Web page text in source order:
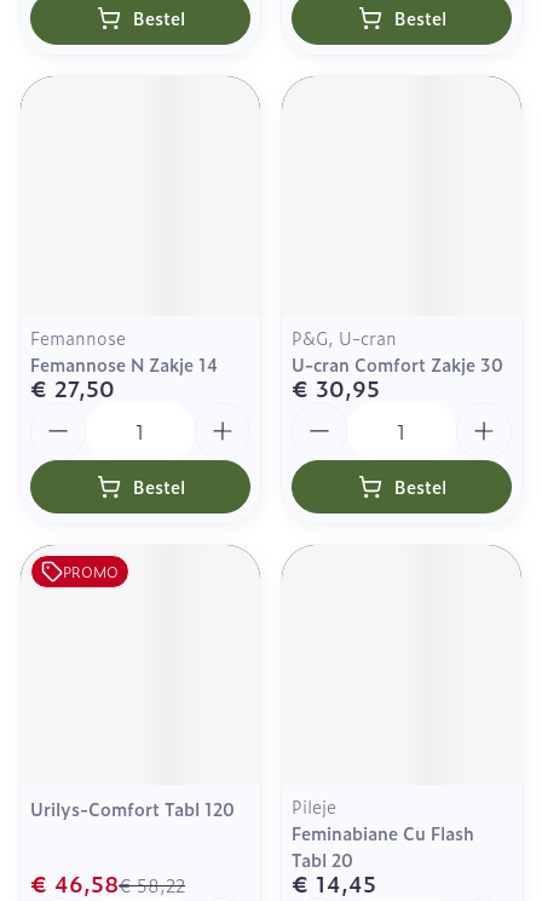
Bestel Bestel
Femannose
Femannose N Zakje 14
€ 27,50
Bestel
P&G, U-cran
U-cran Comfort Zakje 30
€ 30,95
Bestel
PROMO
Urilys-Comfort Tabl 120
€ 58,22
€ 46,58
Pileje
Feminabiane Cu Flash
Tabl 20
€ 14,45